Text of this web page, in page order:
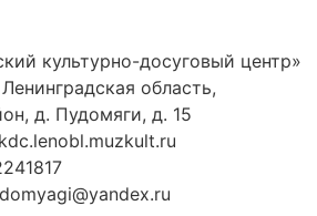
культурно-досуговый центр»
область,
д. Пудомяги, д. 15